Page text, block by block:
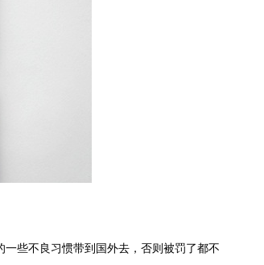
些不良习惯带到国外去，否则被罚了都不